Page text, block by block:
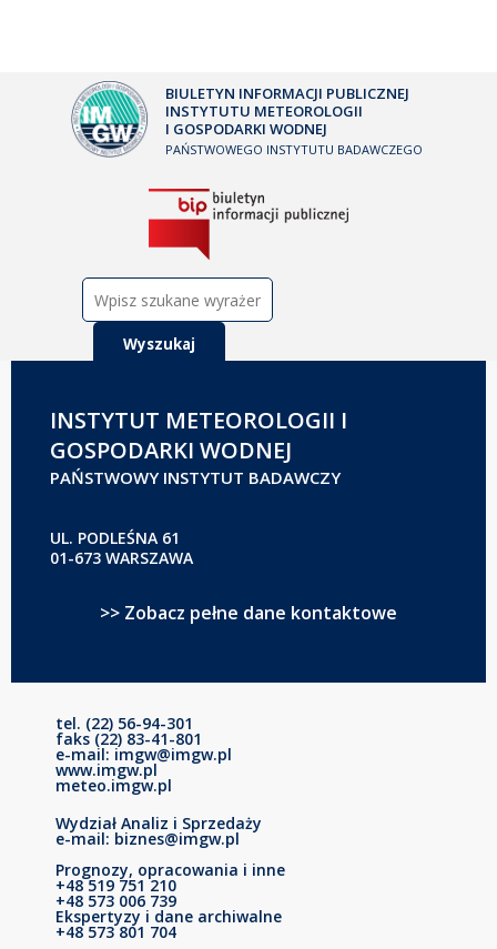
BIULETYN INFORMACJI PUBLICZNEJ
INSTYTUTU METEOROLOGII
I GOSPODARKI WODNEJ
PAŃSTWOWEGO INSTYTUTU BADAWCZEGO
INSTYTUT METEOROLOGII I
GOSPODARKI WODNEJ
PAŃSTWOWY INSTYTUT BADAWCZY
UL. PODLEŚNA 61
01-673 WARSZAWA
>> Zobacz pełne dane kontaktowe
tel. (22) 56-94-301
faks (22) 83-41-801
e-mail: imgw@imgw.pl
www.imgw.pl
meteo.imgw.pl
Wydział Analiz i Sprzedaży
e-mail: biznes@imgw.pl
Prognozy, opracowania i inne
+48 519 751 210
+48 573 006 739
Ekspertyzy i dane archiwalne
+48 573 801 704